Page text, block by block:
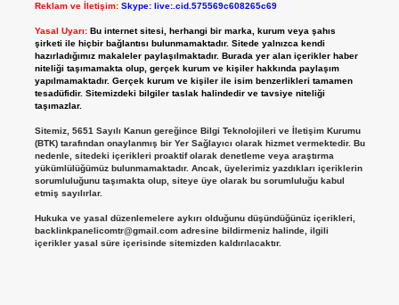
Reklam ve İletişim: Skype: live:.cid.575569c608265c69
Yasal Uyarı: Bu internet sitesi, herhangi bir marka, kurum veya şahıs
şirketi ile hiçbir bağlantısı bulunmamaktadır. Sitede yalnızca kendi
hazırladığımız makaleler paylaşılmaktadır. Burada yer alan içerikler haber
niteliği taşımamakta olup, gerçek kurum ve kişiler hakkında paylaşım
yapılmamaktadır. Gerçek kurum ve kişiler ile isim benzerlikleri tamamen
tesadüfidir. Sitemizdeki bilgiler taslak halindedir ve tavsiye niteliği
taşımazlar.
Sitemiz, 5651 Sayılı Kanun gereğince Bilgi Teknolojileri ve İletişim Kurumu
(BTK) tarafından onaylanmış bir Yer Sağlayıcı olarak hizmet vermektedir. Bu
nedenle, sitedeki içerikleri proaktif olarak denetleme veya araştırma
yükümlülüğümüz bulunmamaktadır. Ancak, üyelerimiz yazdıkları içeriklerin
sorumluluğunu taşımakta olup, siteye üye olarak bu sorumluluğu kabul
etmiş sayılırlar.
Hukuka ve yasal düzenlemelere aykırı olduğunu düşündüğünüz içerikleri,
backlinkpanelicomtr@gmail.comadresine bildirmeniz halinde, ilgili
içerikler yasal süre içerisinde sitemizden kaldırılacaktır.